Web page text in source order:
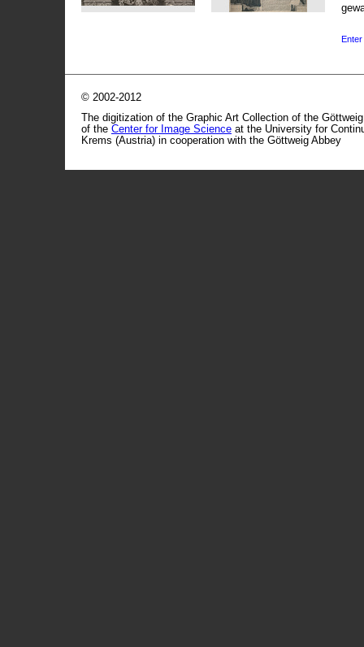
© 2002-2012
The digitization of the Graphic Art Collection of the
of the Center for Image Science at the University for
Krems (Austria) in cooperation with the Göttweig Abbey